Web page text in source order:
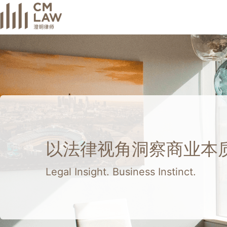
以法律视角洞察商业本
Legal Insight. Business Instinct.